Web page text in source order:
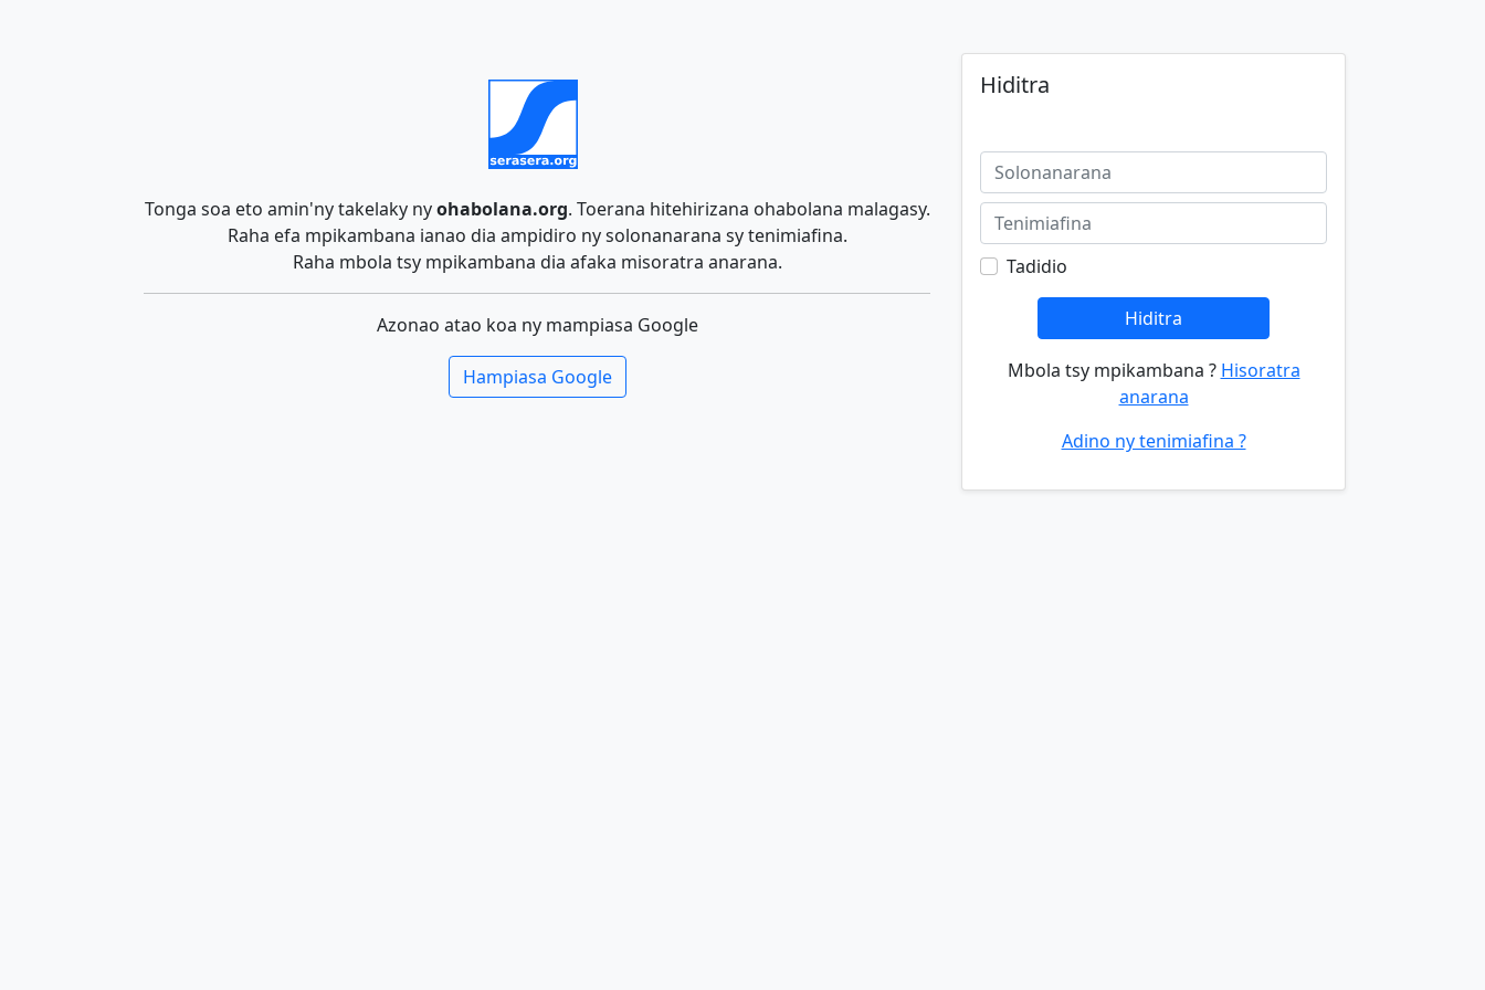
Tonga soa eto amin'ny takelaky nyohabolana.org. Toerana hitehirizana ohabolana malagasy.
Raha efa mpikambana ianao dia ampidiro ny solonanarana sy tenimiafina.
Raha mbola tsy mpikambana dia afaka misoratra anarana.
Azonao atao koa ny mampiasa Google
Hampiasa Google
Hiditra
Tadidio
Hiditra
Mbola tsy mpikambana ? Hisoratra
anarana
Adino ny tenimiafina ?